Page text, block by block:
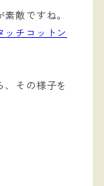
敵ですね。
ッチコットン
、その様子を